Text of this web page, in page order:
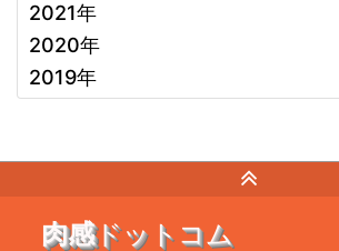
2021年
2020年
2019年
肉感ドットコム